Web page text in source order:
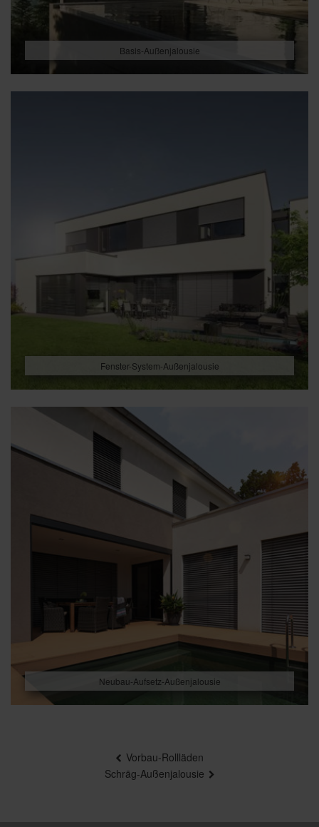
Basis-Außenjalousie
Fenster-System-Außenjalousie
Neubau-Aufsetz-Außenjalousie
Vorbau-Rollläden
Schräg-Außenjalousie